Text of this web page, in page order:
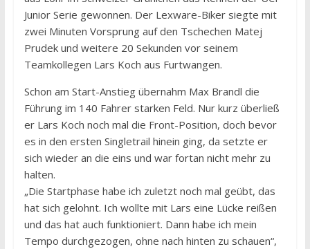
Junior Serie gewonnen. Der Lexware-Biker siegte mit
zwei Minuten Vorsprung auf den Tschechen Matej
Prudek und weitere 20 Sekunden vor seinem
Teamkollegen Lars Koch aus Furtwangen.
Schon am Start-Anstieg übernahm Max Brandl die
Führung im 140 Fahrer starken Feld. Nur kurz überließ
er Lars Koch noch mal die Front-Position, doch bevor
es in den ersten Singletrail hinein ging, da setzte er
sich wieder an die eins und war fortan nicht mehr zu
halten.
„Die Startphase habe ich zuletzt noch mal geübt, das
hat sich gelohnt. Ich wollte mit Lars eine Lücke reißen
und das hat auch funktioniert. Dann habe ich mein
Tempo durchgezogen, ohne nach hinten zu schauen“,